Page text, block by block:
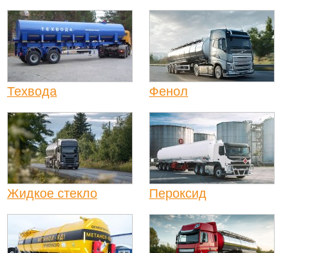
Техвода Фенол
Жидкое стекло Пероксид